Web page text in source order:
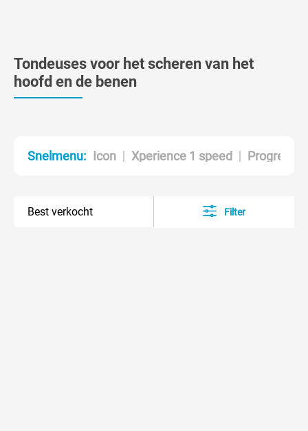
Tondeuses voor het scheren van het
hoofd en de benen
Snelmenu: Icon Xperience 1 speed Progress
Filter